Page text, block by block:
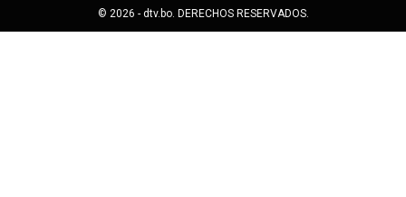
© 2026 - dtv.bo. DERECHOS RESERVADOS.